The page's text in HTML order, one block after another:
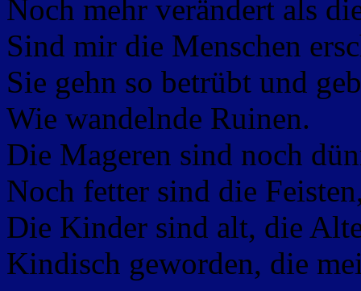
Noch mehr verändert als
Sind mir die Menschen
Sie gehn so betrübt und
Wie wandelnde Ruinen.
Die Mageren sind noch
Noch fetter sind die
Die Kinder sind alt, die
Kindisch geworden, die